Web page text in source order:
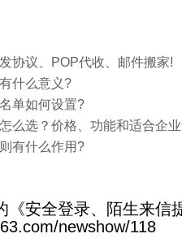
协议、POP代收、邮件搬家!
什么意义?
单如何设置?
么选？价格、功能和适合企
有什么作用?
《安全登录、陌生来信
newshow/118